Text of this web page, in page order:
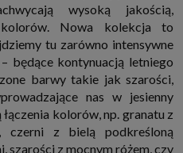
danych zobowiązującej
danych i niekorzystania z
internetowych takich jak pliki
i przetwarzania danych
treści i reklam oraz analizowania
W ten sposób technologię tę
Grupy SAGIER oraz nasi Zaufani
reklamy do Twoich preferencji.
w plikach i przechowywane na
komputer, tablet, smartphone itp.),
wysoką jakością,
Nowa kolekcja to
tu zarówno intensywne
będące kontynuacją letniego
barwy takie jak szarości,
nas w jesienny
kolorów, np. granatu z
czerni z bielą podkreśloną
szarości z mocnym różem, czy